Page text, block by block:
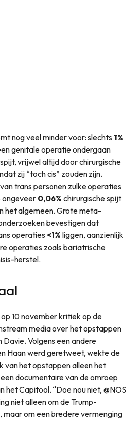
nog veel minder voor: slechts 1%
genitale operatie ondergaan
vrijwel altijd door chirurgische
zij “toch cis” zouden zijn.
van trans personen zulke operaties
ongeveer 0,06% chirurgische spijt
het algemeen. Grote meta-
bevestigen dat
operaties <1% liggen, aanzienlijk
operaties zoals bariatrische
herstel.
10 november kritiek op de
media over het opstappen
Volgens een andere
Haan werd geretweet, wekte de
van het opstappen alleen het
documentaire van de omroep
het Capitool. “Doe nou niet, @NOS
niet alleen om de Trump-
maar om een bredere vermenging